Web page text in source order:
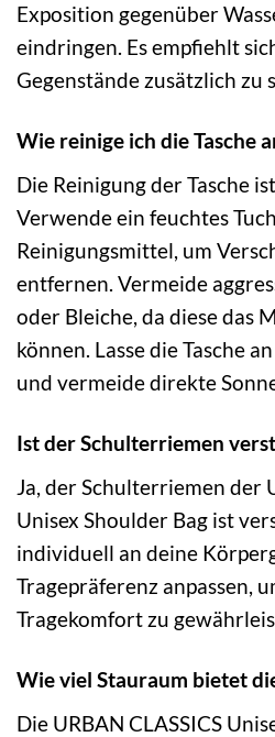
Exposition gegenüber
eindringen. Es empfiehlt
Gegenstände zusätzlich zu
Wie reinige ich die Tasche
Die Reinigung der Tasche
Verwende ein feuchtes
Reinigungsmittel, um
entfernen. Vermeide
oder Bleiche, da diese das
können. Lasse die Tasche
und vermeide direkte
Ist der Schulterriemen
Ja, der Schulterriemen der
Unisex Shoulder Bag ist
individuell an deine
Tragepräferenz anpassen,
Tragekomfort zu
Wie viel Stauraum bietet
Die URBAN CLASSICS